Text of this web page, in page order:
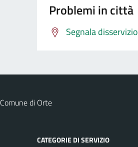
Problemi in città
Segnala disservizio
Comune di Orte
CATEGORIE DI SERVIZIO